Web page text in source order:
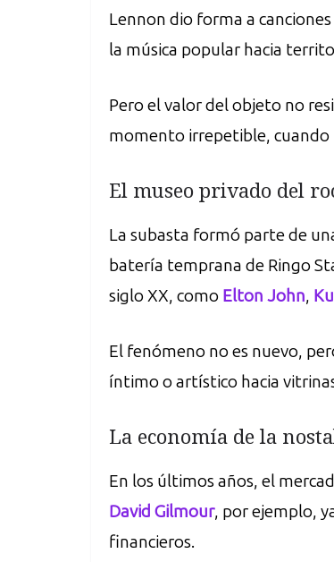
Lennon dio forma a
la música popular hacia
Pero el valor del objeto no
momento irrepetible, cuando
El museo privado del
La subasta formó parte de
batería temprana de Ringo
siglo XX, como Elton John,
El fenómeno no es nuevo,
íntimo o artístico hacia
La economía de la
En los últimos años, el
David Gilmour, por ejemplo,
financieros.